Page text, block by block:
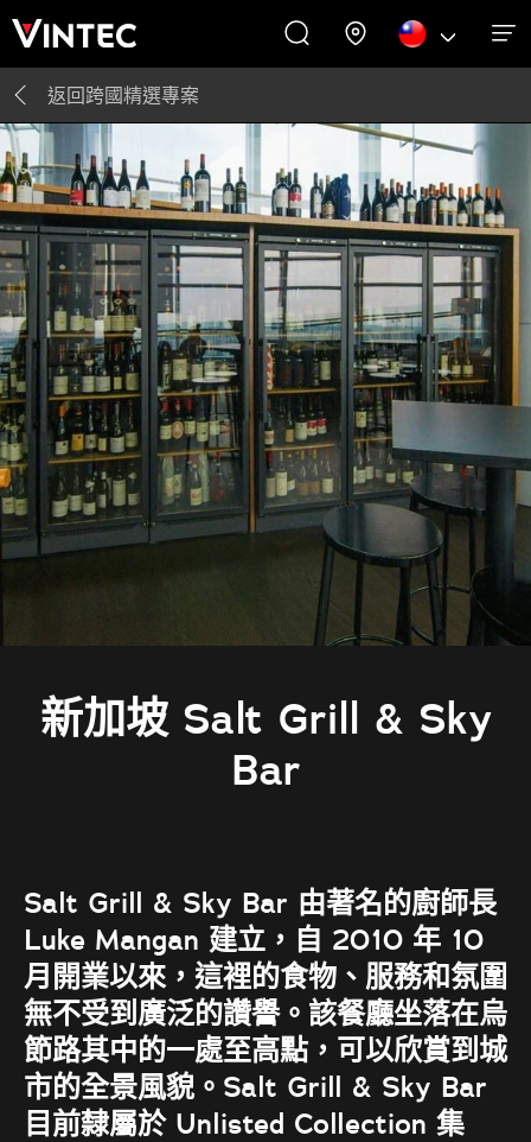
酒櫃
關於我們
藏酒靈感
返回​跨國精選專案
新加坡 Salt Grill & Sky
Bar
Salt Grill & Sky Bar 由著名的廚師長
Luke Mangan 建立，自 2010 年 10
月開業以來，這裡的食物、服務和氛圍
無不受到廣泛的讚譽。該餐廳坐落在烏
節路其中的一處至高點，可以欣賞到城
市的全景風貌。Salt Grill & Sky Bar
目前隸屬於 Unlisted Collection 集